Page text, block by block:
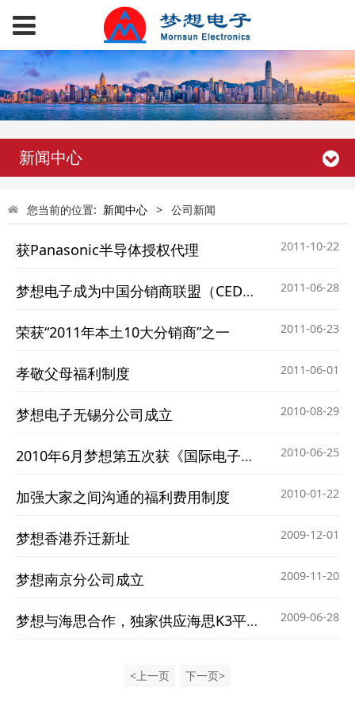
新闻中心
您当前的位置: 新闻中心 > 公司新闻
获Panasonic半导体授权代理 2011-10-22
梦想电子成为中国分销商联盟（CEDA）发起人之一 2011-06-28
荣获“2011年本土10大分销商”之一 2011-06-23
孝敬父母福利制度 2011-06-01
梦想电子无锡分公司成立 2010-08-29
2010年6月梦想第五次获《国际电子商情》殊荣 2010-06-25
加强大家之间沟通的福利费用制度 2010-01-22
梦想香港乔迁新址 2009-12-01
梦想南京分公司成立 2009-11-20
梦想与海思合作，独家供应海思K3平台NXP套片 2009-06-28
<上一页 下一页>